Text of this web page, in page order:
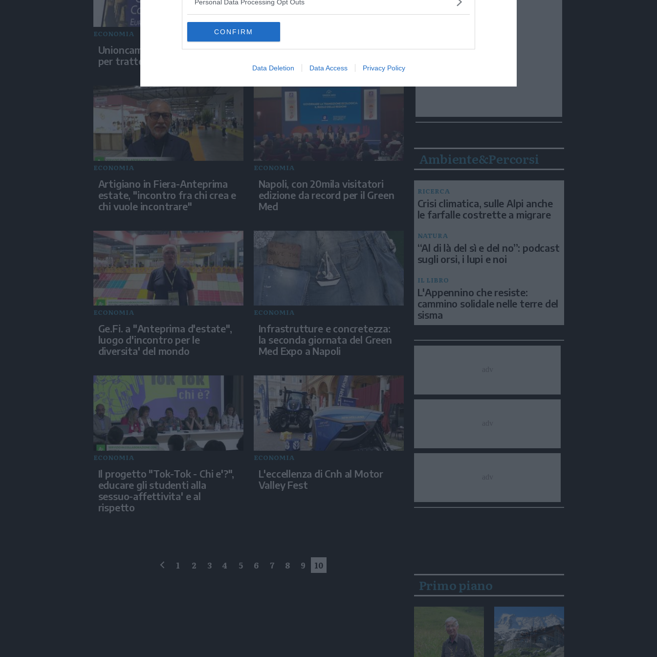
Personal Data Processing Opt Outs
CONFIRM
Data Deletion Data Access Privacy Policy
ECONOMIA
Unioncamere, meno burocrazia
per trattenere i giovani
Come funziona il Piano Casa
varato dal Governo
ECONOMIA
Artigiano in Fiera-Anteprima
estate, "incontro fra chi crea e
chi vuole incontrare"
ECONOMIA
Napoli, con 20mila visitatori
edizione da record per il Green
Med
ECONOMIA
Ge.Fi. a "Anteprima d'estate",
luogo d'incontro per le
diversita' del mondo
ECONOMIA
Infrastrutture e concretezza:
la seconda giornata del Green
Med Expo a Napoli
ECONOMIA
Il progetto "Tok-Tok - Chi e'?",
educare gli studenti alla
sessuo-affettivita' e al
rispetto
ECONOMIA
L'eccellenza di Cnh al Motor
Valley Fest
1 2 3 4 5 6 7 8 9 10
Ambiente&Percorsi
RICERCA
Crisi climatica, sulle Alpi anche
le farfalle costrette a migrare
NATURA
“Al di là del sì e del no”: podcast
sugli orsi, i lupi e noi
IL LIBRO
L'Appennino che resiste:
cammino solidale nelle terre del
sisma
Primo piano